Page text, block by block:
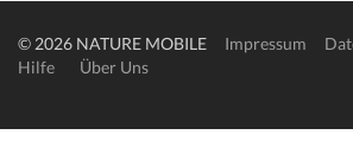
© 2026 NATURE MOBILE Impressum
Hilfe
Über Uns